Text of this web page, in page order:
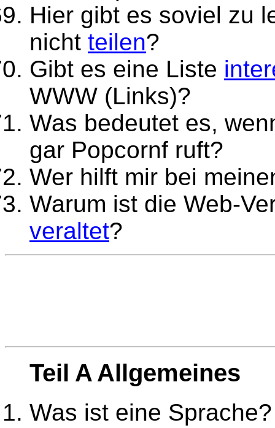
Hier gibt es soviel zu
nicht teilen?
Gibt es eine Liste
WWW (Links)?
Was bedeutet es,
gar Popcornf ruft?
Wer hilft mir bei
Warum ist die Web-
veraltet?
Teil A Allgemeines
Was ist eine Sprache?